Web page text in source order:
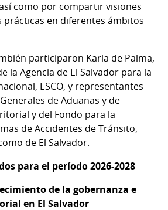
como por compartir visiones
prácticas en diferentes ámbitos
participaron Karla de Palma,
la Agencia de El Salvador para la
ESCO, y representantes
de Aduanas y de
y del Fondo para la
de Accidentes de Tránsito,
de El Salvador.
para el período 2026-2028
de la gobernanza e
en El Salvador